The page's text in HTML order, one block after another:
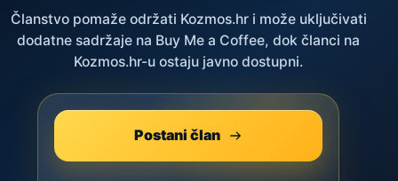
Članstvo pomaže održati Kozmos.hr i može uključivati
dodatne sadržaje na Buy Me a Coffee, dok članci na
Kozmos.hr-u ostaju javno dostupni.
Postani član